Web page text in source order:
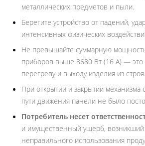
металлических предметов и пыли.
Берегите устройство от падений,
интенсивных физических
Не превышайте суммарную
приборов выше 3680 Вт (16 А) — это
перегреву и выходу изделия из строя.
При открытии и закрытии механизма
пути движения панели не было
Потребитель несет
и имущественный ущерб, возникший
неправильного использования